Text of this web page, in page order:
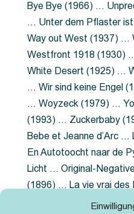
Bye Bye (1966) …
… Unter dem Pflaster
Way out West (1937) …
Westfront 1918 (1930)
White Desert (1925) …
… Wir sind keine Engel
… Woyzeck (1979) …
(1993) … Zuckerbaby
Bebe et Jeanne d’Arc …
En Autotoocht naar de
Licht … Original-
(1896) … La vie vrai
photographer … Feuer